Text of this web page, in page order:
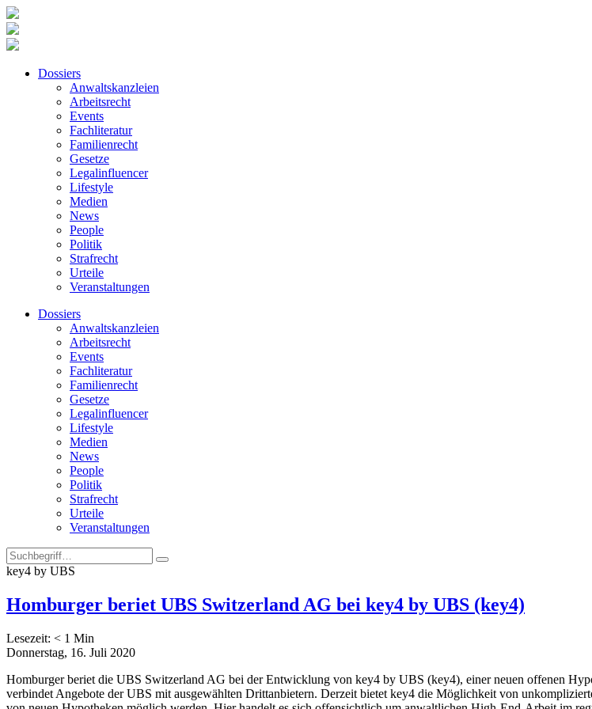
Dossiers
Anwaltskanzleien
Arbeitsrecht
Events
Fachliteratur
Familienrecht
Gesetze
Legalinfluencer
Lifestyle
Medien
News
People
Politik
Strafrecht
Urteile
Veranstaltungen
Dossiers
Anwaltskanzleien
Arbeitsrecht
Events
Fachliteratur
Familienrecht
Gesetze
Legalinfluencer
Lifestyle
Medien
News
People
Politik
Strafrecht
Urteile
Veranstaltungen
key4 by UBS
Homburger beriet UBS Switzerland AG bei key4 by UBS (key4)
Lesezeit: < 1 Min
Donnerstag, 16. Juli 2020
Homburger beriet die UBS Switzerland AG bei der Entwicklung von key4 by UBS (key4), einer neuen offenen
verbindet Angebote der UBS mit ausgewählten Drittanbietern. Derzeit bietet key4 die Möglichkeit von